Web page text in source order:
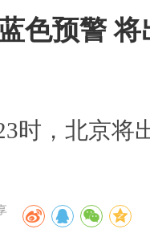
色预警
时，北京将